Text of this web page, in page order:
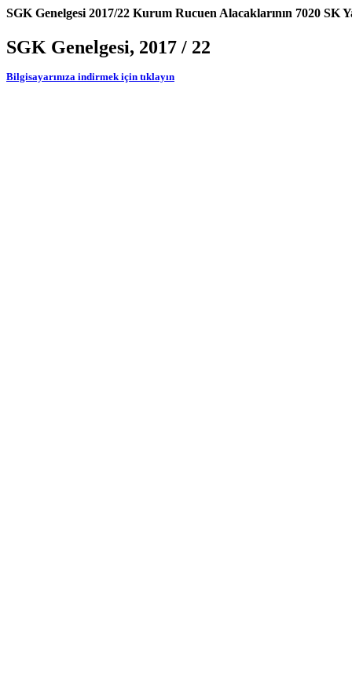
SGK Genelgesi 2017/22 Kurum Rucuen Alacaklarının 7020 SK
SGK Genelgesi, 2017 / 22
Bilgisayarınıza indirmek için tıklayın